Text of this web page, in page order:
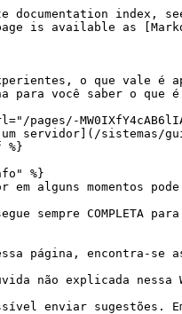
documentation index,
is available as
o que vale é
para você saber o que
pages/-
um servidor](/sistemas/
%}
%}
em alguns momentos
sempre COMPLETA
página, encontra-
não explicada
enviar sugestões.